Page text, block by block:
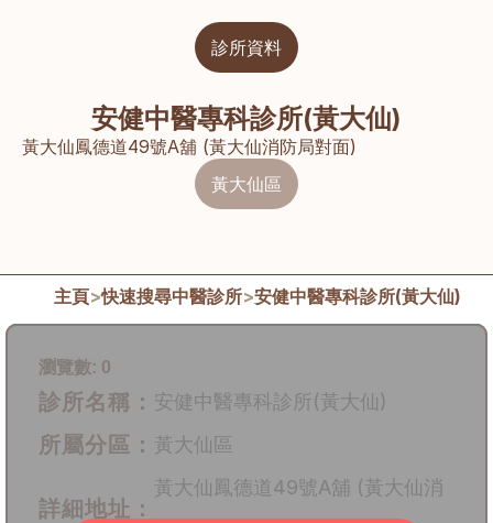
診所資料
安健中醫專科診所(黃大仙)
黃大仙鳳德道49號A舖 (黃大仙消防局對面)
黃大仙區
瀏覽數: 0
診所名稱： 安健中醫專科診所(黃大仙)
所屬分區： 黃大仙區
詳細地址：
黃大仙鳳德道49號A舖 (黃大仙消
主頁>快速搜尋中醫診所>安健中醫專科診所(黃大仙)